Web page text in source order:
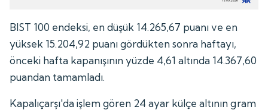
BIST 100 endeksi, en düşük 14.265,67 puanı ve en
yüksek 15.204,92 puanı gördükten sonra haftayı,
önceki hafta kapanışının yüzde 4,61 altında 14.367,60
puandan tamamladı.
Kapalıçarşı'da işlem gören 24 ayar külçe altının gram